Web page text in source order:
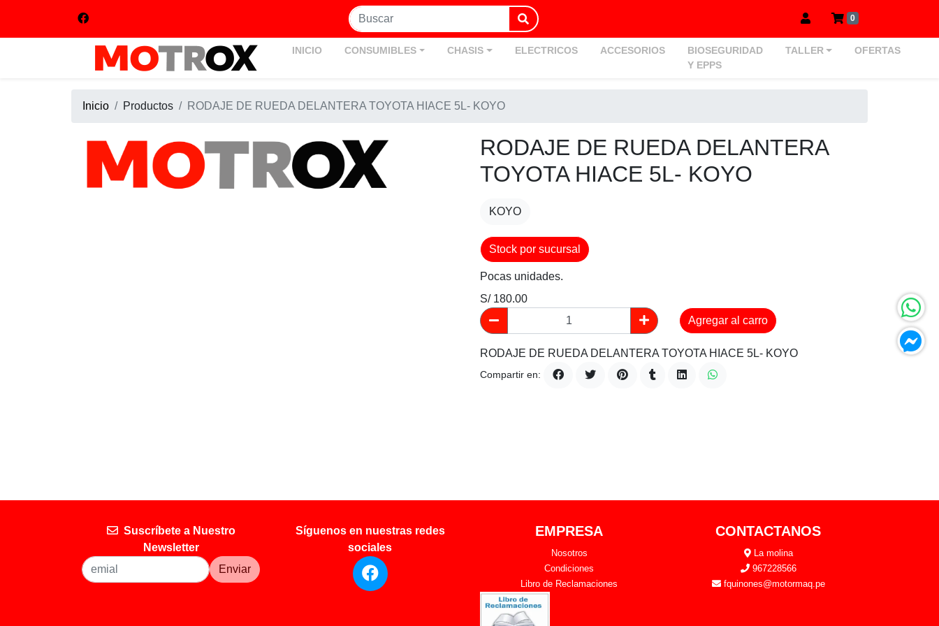
0
INICIO CONSUMIBLES CHASIS ELECTRICOS ACCESORIOS
BIOSEGURIDAD
Y EPPS
TALLER OFERTAS
Inicio Productos RODAJE DE RUEDA DELANTERA TOYOTA HIACE 5L- KOYO
RODAJE DE RUEDA DELANTERA
TOYOTA HIACE 5L- KOYO
KOYO
Stock por sucursal
Pocas unidades.
S/ 180.00
Agregar al carro
RODAJE DE RUEDA DELANTERA TOYOTA HIACE 5L- KOYO
Compartir en:
Suscríbete a Nuestro
Newsletter
Enviar
Síguenos en nuestras redes
sociales
EMPRESA
Nosotros
Condiciones
Libro de Reclamaciones
CONTACTANOS
La molina
967228566
fquinones@motormaq.pe